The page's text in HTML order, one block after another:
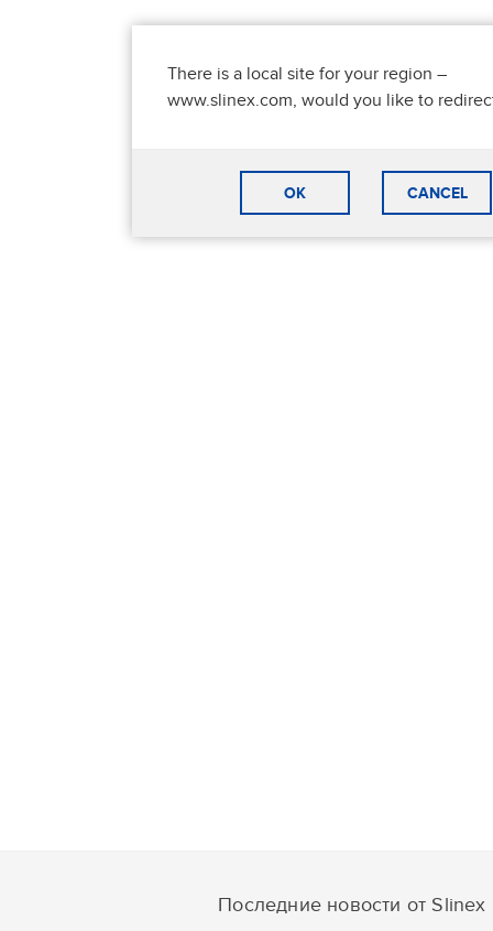
There is a local site for your region –
www.slinex.com, would you like to
OK CANCEL
Последние новости от Slinex